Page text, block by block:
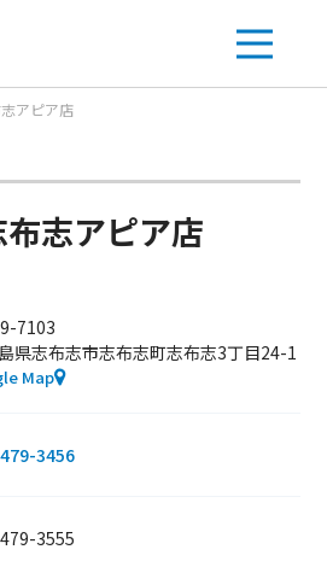
アピア店
志アピア店
7103
県志布志市志布志町志布志3丁目24-1
Map
3456
3555